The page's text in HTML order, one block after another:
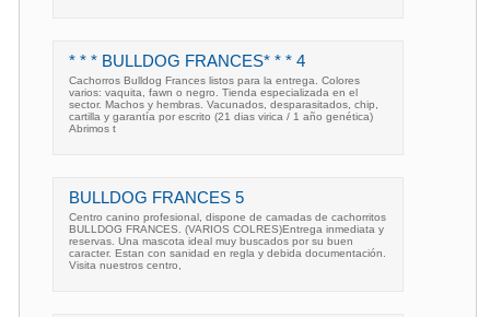
* * * BULLDOG FRANCES* * * 4
Cachorros Bulldog Frances listos para la entrega. Colores
varios: vaquita, fawn o negro. Tienda especializada en el
sector. Machos y hembras. Vacunados, desparasitados, chip,
cartilla y garantía por escrito (21 dias virica / 1 año genética)
Abrimos t
BULLDOG FRANCES 5
Centro canino profesional, dispone de camadas de cachorritos
BULLDOG FRANCES. (VARIOS COLRES)Entrega inmediata y
reservas. Una mascota ideal muy buscados por su buen
caracter. Estan con sanidad en regla y debida documentación.
Visita nuestros centro,